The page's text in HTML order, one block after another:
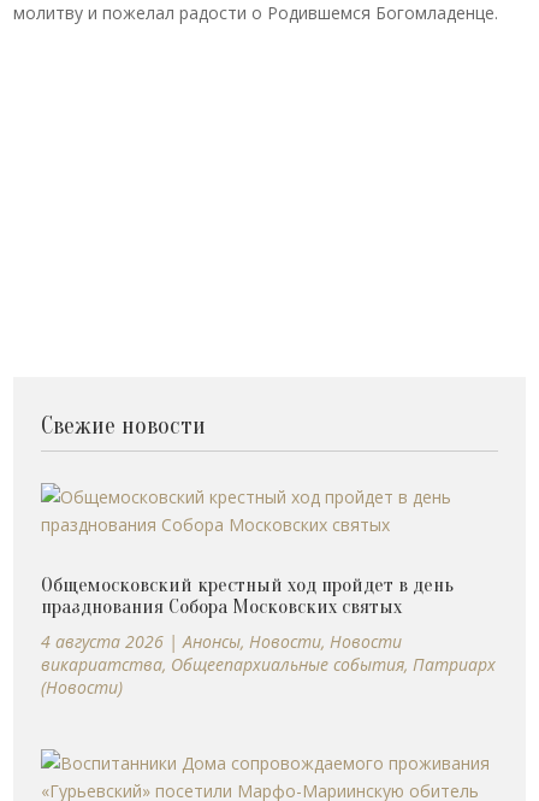
молитву и пожелал радости о Родившемся Богомладенце.
Свежие новости
Общемосковский крестный ход пройдет в день
празднования Собора Московских святых
4 августа 2026 |Анонсы,Новости,Новости
викариатства, Общеепархиальные события,Патриарх
(Новости)